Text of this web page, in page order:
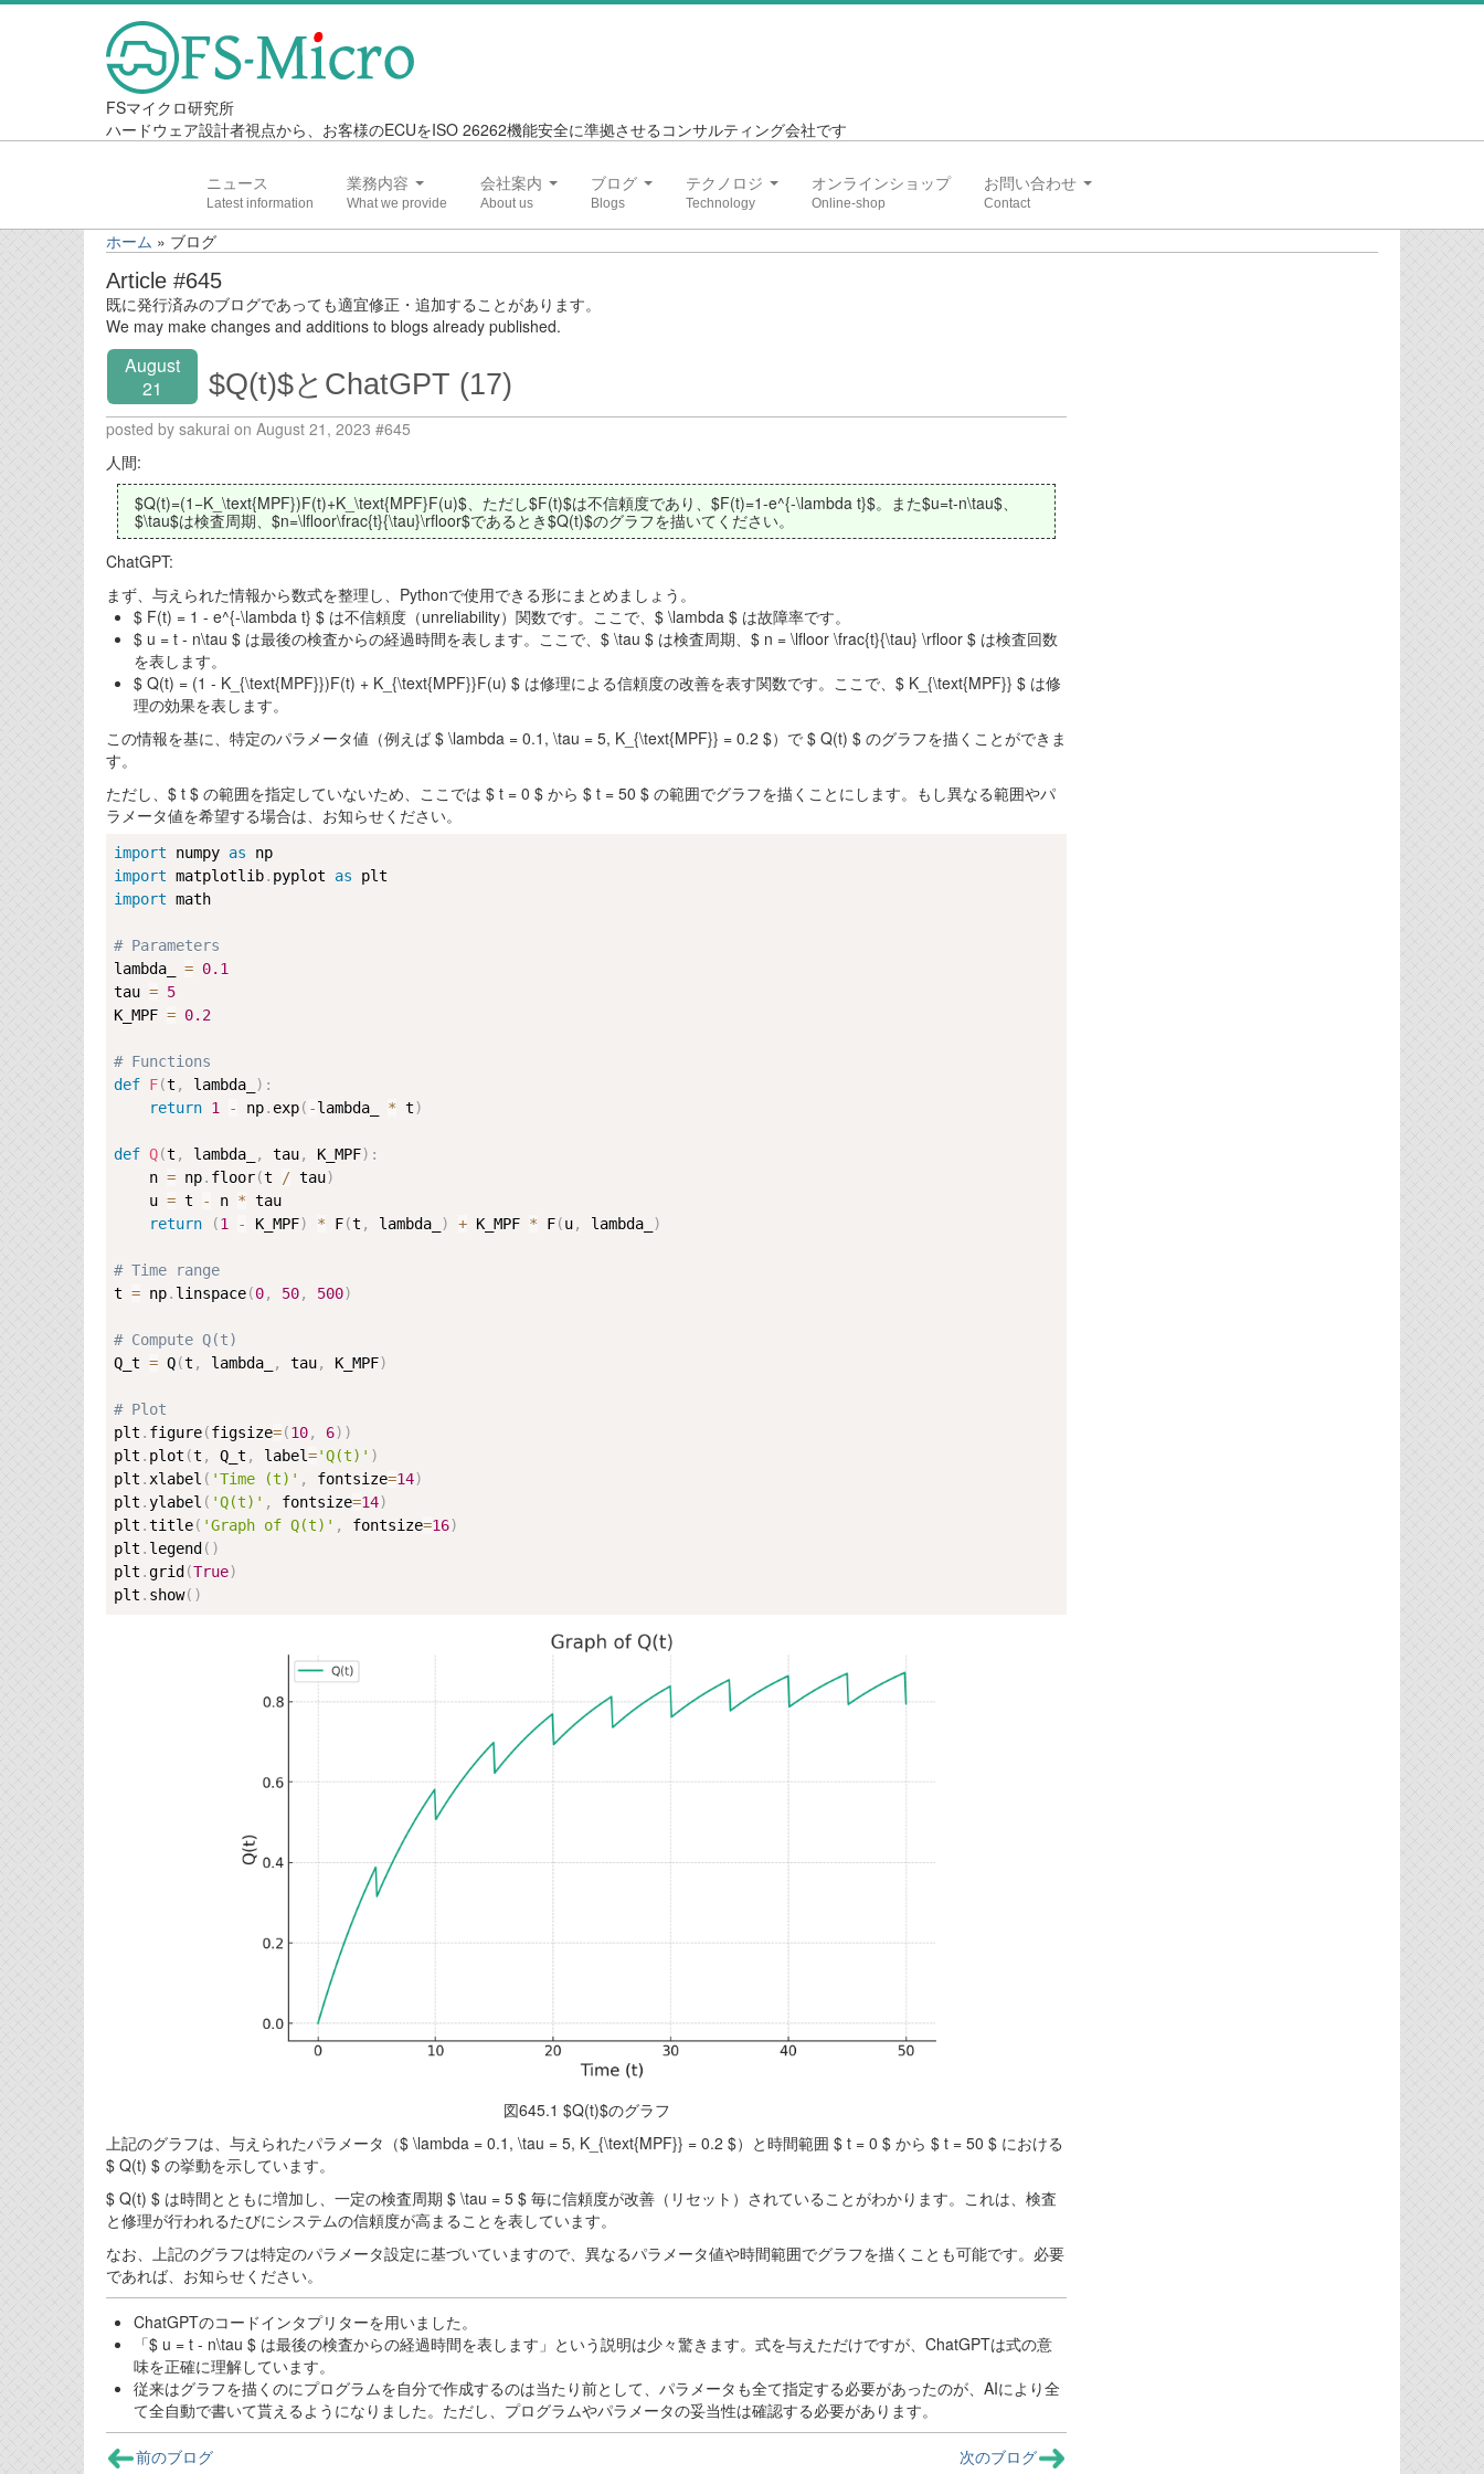
FSマイクロ研究所
ハードウェア設計者視点から、お客様のECUをISO 26262機能安全に準拠させるコンサルティング会社です
ニュース 業務内容 会社案内 ブログ テクノロジ オンラインショップ お問い合わせ
ホーム » ブログ
Article #645
既に発行済みのブログであっても適宜修正・追加することがあります。
We may make changes and additions to blogs already published.
August
21
$Q(t)$とChatGPT (17)
posted by sakurai on August 21, 2023 #645
人間:
$Q(t)=(1−K_\text{MPF})F(t)+K_\text{MPF}F(u)$、ただし$F(t)$は不信頼度であり、$F(t)=1-e^{-\lambda t}$。また$u=t-n\tau$、
$\tau$は検査周期、$n=\lfloor\frac{t}{\tau}\rfloor$であるとき$Q(t)$のグラフを描いてください。
ChatGPT:
まず、与えられた情報から数式を整理し、Pythonで使用できる形にまとめましょう。
$ F(t) = 1 - e^{-\lambda t} $ は不信頼度（unreliability）関数です。ここで、$ \lambda $ は故障率です。
$ u = t - n\tau $ は最後の検査からの経過時間を表します。ここで、$ \tau $ は検査周期、$ n = \lfloor \frac{t}{\tau} \rfloor $ は検査回数
を表します。
$ Q(t) = (1 - K_{\text{MPF}})F(t) + K_{\text{MPF}}F(u) $ は修理による信頼度の改善を表す関数です。ここで、$ K_{\text{MPF}} $ は修
理の効果を表します。
この情報を基に、特定のパラメータ値（例えば $ \lambda = 0.1, \tau = 5, K_{\text{MPF}} = 0.2 $）で $ Q(t) $ のグラフを描くことができま
す。
ただし、$ t $ の範囲を指定していないため、ここでは $ t = 0 $ から $ t = 50 $ の範囲でグラフを描くことにします。もし異なる範囲やパ
ラメータ値を希望する場合は、お知らせください。
import numpy as
import matplotlib. pyplot as
import math
# Parameters
lambda_ = 0.1
tau = 5
K_MPF = 0.2
# Functions
def F(t , lambda_ ) :
return 1 - np. exp( -lambda_ * t)
def Q(t , lambda_ , tau, K_MPF) :
    n
= np. floor(t / tau)
    u
= t - n * tau
return
(1 - K_MPF) * F(t , lambda_ ) + K_MPF * F(u, lambda_ )
# Time range
t = np. linspace(0, 50, 500)
# Compute Q(t)
Q_t = Q(t , lambda_ , tau, K_MPF)
# Plot
plt . figure(figsize=(10, 6) )
plt . plot (t , Q_t , label='Q(t)' )
plt . xlabel ( 'Time (t)' , fontsize=14)
plt .ylabel ( 'Q(t)' , fontsize=14)
plt .title( 'Graph of Q(t)' , fontsize=16)
plt . legend ( )
plt .grid (True)
plt . show( )
図645.1 $Q(t)$のグラフ
上記のグラフは、与えられたパラメータ（$ \lambda = 0.1, \tau = 5, K_{\text{MPF}} = 0.2 $）と時間範囲 $ t = 0 $ から $ t = 50 $ における
$ Q(t) $ の挙動を示しています。
$ Q(t) $ は時間とともに増加し、一定の検査周期 $ \tau = 5 $ 毎に信頼度が改善（リセット）されていることがわかります。これは、検査
と修理が行われるたびにシステムの信頼度が高まることを表しています。
なお、上記のグラフは特定のパラメータ設定に基づいていますので、異なるパラメータ値や時間範囲でグラフを描くことも可能です。必要
であれば、お知らせください。
ChatGPTのコードインタプリターを用いました。
「$ u = t - n\tau $ は最後の検査からの経過時間を表します」という説明は少々驚きます。式を与えただけですが、ChatGPTは式の意
味を正確に理解しています。
従来はグラフを描くのにプログラムを自分で作成するのは当たり前として、パラメータも全て指定する必要があったのが、AIにより全
て全自動で書いて貰えるようになりました。ただし、プログラムやパラメータの妥当性は確認する必要があります。
前のブログ
次のブログ